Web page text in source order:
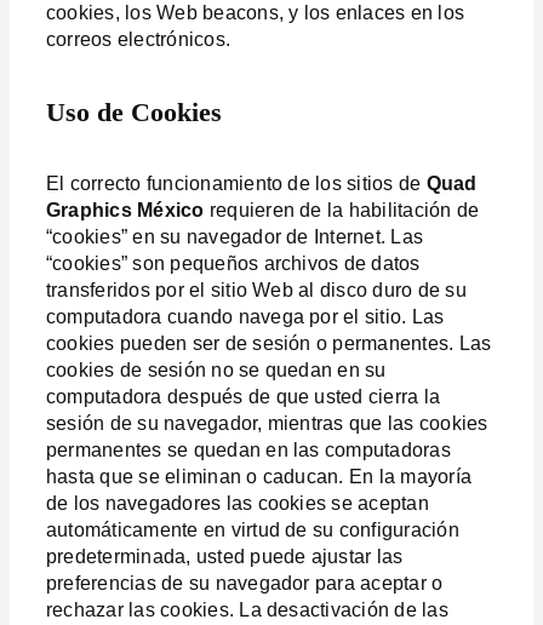
cookies, los Web beacons, y los enlaces en los
correos electrónicos.
Uso de Cookies
El correcto funcionamiento de los sitios de Quad
Graphics México requieren de la habilitación de
“cookies” en su navegador de Internet. Las
“cookies” son pequeños archivos de datos
transferidos por el sitio Web al disco duro de su
computadora cuando navega por el sitio. Las
cookies pueden ser de sesión o permanentes. Las
cookies de sesión no se quedan en su
computadora después de que usted cierra la
sesión de su navegador, mientras que las cookies
permanentes se quedan en las computadoras
hasta que se eliminan o caducan. En la mayoría
de los navegadores las cookies se aceptan
automáticamente en virtud de su configuración
predeterminada, usted puede ajustar las
preferencias de su navegador para aceptar o
rechazar las cookies. La desactivación de las